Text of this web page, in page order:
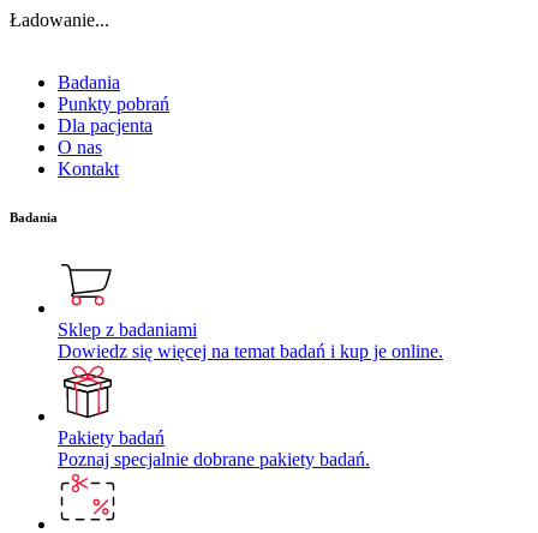
Ładowanie...
Badania
Punkty pobrań
Dla pacjenta
O nas
Kontakt
Badania
Sklep z badaniami
Dowiedz się więcej na temat badań i kup je online.
Pakiety badań
Poznaj specjalnie dobrane pakiety badań.